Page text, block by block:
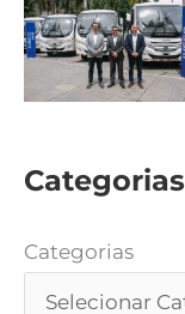
Categorias
Categorias